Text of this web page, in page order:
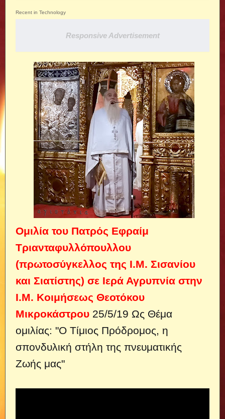
Recent in Technology
Responsive Advertisement
Ομιλία του Πατρός Εφραίμ
Τριανταφυλλόπουλλου
(πρωτοσύγκελλος της Ι.Μ. Σισανίου
και Σιατίστης) σε Ιερά Αγρυπνία στην
Ι.Μ. Κοιμήσεως Θεοτόκου
Μικροκάστρου 25/5/19 Ως Θέμα
ομιλίας: "Ο Τίμιος Πρόδρομος, η
σπονδυλική στήλη της πνευματικής
Ζωής μας"